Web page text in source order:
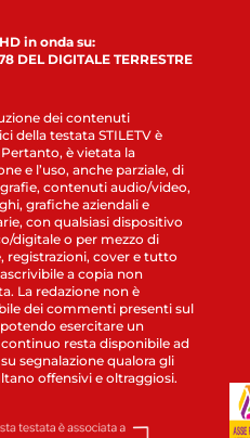
in onda su:
DEL DIGITALE TERRESTRE
dei contenuti
della testata STILETV è
è vietata la
e l’uso, anche parziale, di
contenuti audio/video,
grafiche aziendali e
con qualsiasi dispositivo
digitale o per mezzo di
registrazioni, cover e tutto
a copia non
La redazione non è
dei commenti presenti sul
esercitare un
resta disponibile ad
segnalazione qualora gli
offensivi e oltraggiosi.